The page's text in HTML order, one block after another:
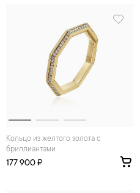
Кольцо из желтого золота с
бриллиантами
177 900 ₽